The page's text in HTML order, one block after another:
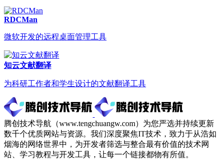
RDCMan
微软开发的远程桌面管理工具
知云文献翻译
为科研工作者和学生设计的文献翻译工具
腾创技术导航（www.tengchuangw.com）为您严选并持续更新
数千个优质网站与资源。我们深度聚焦IT技术，致力于从浩如
烟海的网络世界中，为开发者筛选与整合最有价值的技术网
站、学习教程与开发工具，让每一个链接都物有所值。